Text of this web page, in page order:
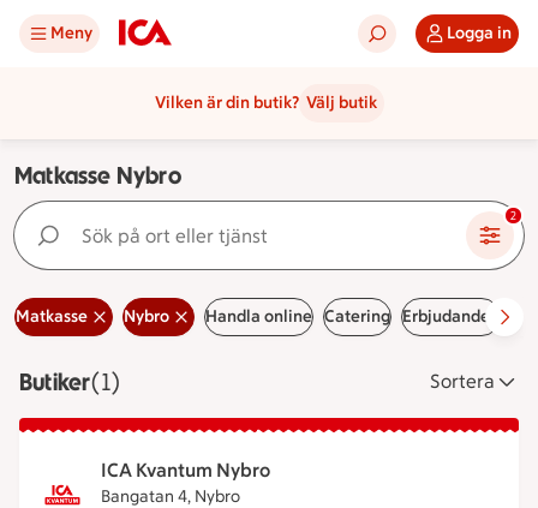
Meny Logga in
Vilken är din butik? Välj butik
Matkasse Nybro
Sök på ort eller tjänst 2
Matkasse Nybro Handla online Catering Erbjudanden
ButikerVisar 1 stycken
(1) Sortera
ICA Kvantum Nybro
Bangatan 4, Nybro